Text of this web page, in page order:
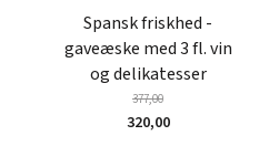
Spansk friskhed -
gaveæske med 3 fl. vin
og delikatesser
377,00
320,00